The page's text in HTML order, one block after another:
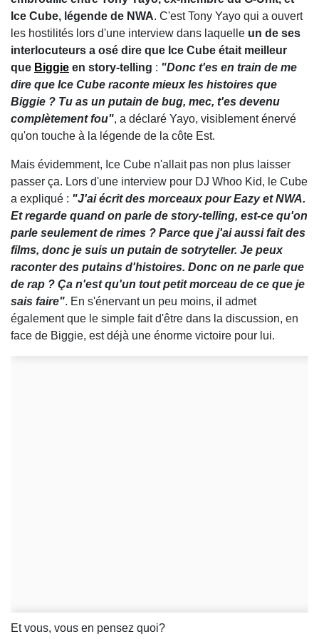
Ice Cube, légende de NWA. C'est Tony Yayo qui a ouvert
les hostilités lors d'une interview dans laquelle un de ses
interlocuteurs a osé dire que Ice Cube était meilleur
que Biggie en story-telling : "Donc t'es en train de me
dire que Ice Cube raconte mieux les histoires que
Biggie ? Tu as un putain de bug, mec, t'es devenu
complètement fou", a déclaré Yayo, visiblement énervé
qu'on touche à la légende de la côte Est.
Mais évidemment, Ice Cube n'allait pas non plus laisser
passer ça. Lors d'une interview pour DJ Whoo Kid, le Cube
a expliqué : "J'ai écrit des morceaux pour Eazy et NWA.
Et regarde quand on parle de story-telling, est-ce qu'on
parle seulement de rimes ? Parce que j'ai aussi fait des
films, donc je suis un putain de sotryteller. Je peux
raconter des putains d'histoires. Donc on ne parle que
de rap ? Ça n'est qu'un tout petit morceau de ce que je
sais faire". En s'énervant un peu moins, il admet
également que le simple fait d'être dans la discussion, en
face de Biggie, est déjà une énorme victoire pour lui.
Et vous, vous en pensez quoi?